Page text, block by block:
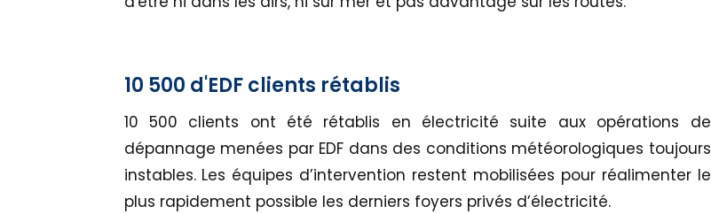
10 500 d'EDF clients rétablis
10 500 clients ont été rétablis en électricité suite aux opérations de
dépannage menées par EDF dans des conditions météorologiques toujours
instables. Les équipes d’intervention restent mobilisées pour réalimenter le
plus rapidement possible les derniers foyers privés d’électricité.